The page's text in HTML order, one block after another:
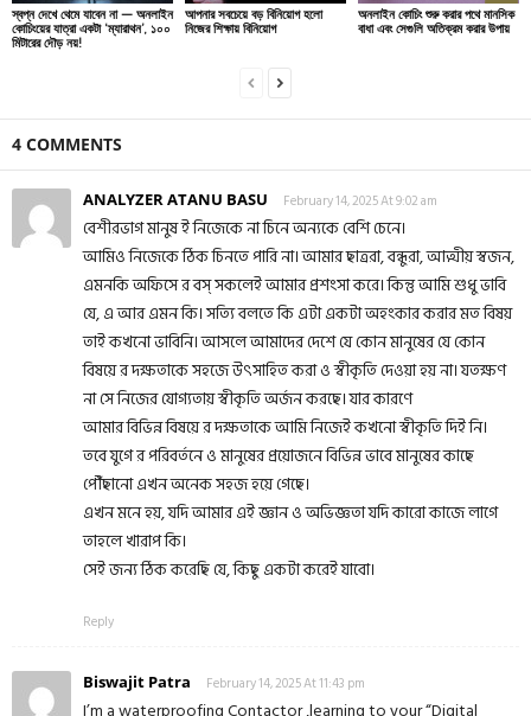
স্বপ্ন দেখে থেমে যাবেন না — অনলাইন
কোচিংয়ের যাত্রা একটা ‘ম্যারাথন’, ১০০
মিটারের দৌড় নয়!
আপনার সবচেয়ে বড় বিনিয়োগ হলো
নিজের শিক্ষায় বিনিয়োগ
অনলাইন কোচিং শুরু করার পথে মানসিক
বাধা এবং সেগুলি অতিক্রম করার উপায়
4 COMMENTS
ANALYZER ATANU BASU February 14, 2025 At 9:02 am
বেশীরভাগ মানুষ ‌ই নিজেকে না চিনে অন্যকে বেশি চেনে।
আমিও নিজেকে ঠিক চিনতে পারি না। আমার ছাত্ররা, বন্ধুরা, আত্মীয় স্বজন,
এমনকি অফিসে র বস্ সকলেই আমার প্রশংসা করে। কিন্তু আমি শুধু ভাবি
যে, এ আর এমন কি। সত্যি বলতে কি এটা একটা অহংকার করার মত বিষয়
তাই কখনো ভাবিনি। আসলে আমাদের দেশে যে কোন মানুষের যে কোন
বিষয়ে র দক্ষতাকে সহজে উৎসাহিত করা ও স্বীকৃতি দেওয়া হয় না। যতক্ষণ
না সে নিজের যোগ্যতায় স্বীকৃতি অর্জন করছে। যার কারণে
আমার বিভিন্ন বিষয়ে র দক্ষতাকে আমি নিজেই কখনো স্বীকৃতি দিই নি।
তবে যুগে র পরিবর্তনে ও মানুষের প্রয়োজনে বিভিন্ন ভাবে মানুষের কাছে
পৌঁছানো এখন অনেক সহজ হয়ে গেছে।
এখন মনে হয়, যদি আমার এই জ্ঞান ও অভিজ্ঞতা যদি কারো কাজে লাগে
তাহলে খারাপ কি।
সেই জন্য ঠিক করেছি যে, কিছু একটা করেই যাবো।
Reply
Biswajit Patra February 14, 2025 At 11:43 pm
I’m a waterproofing Contactor ,learning to your “Digital